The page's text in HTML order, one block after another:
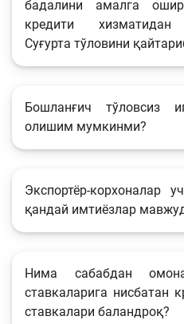
бадалини амалга
кредити хизматидан
Суғурта тўловини
Бошланғич тўловсиз
олишим мумкинми?
Экспортёр-корхоналар
қандай имтиёзлар
Нима сабабдан
ставкаларига нисбатан
ставкалари баландроқ?